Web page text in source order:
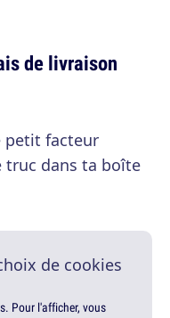
de livraison
petit facteur
truc dans ta boîte
de cookies
Pour l'afficher, vous